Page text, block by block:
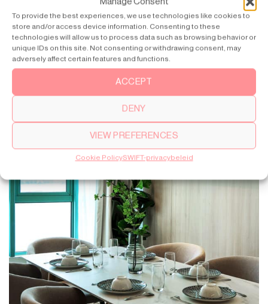
To provide the best experiences, we use technologies like cookies to
store and/or access device information. Consenting to these
technologies will allow us to process data such as browsing behavior or
unique IDs on this site. Not consenting or withdrawing consent, may
adversely affect certain features and functions.
ACCEPT
DENY
VIEW PREFERENCES
Cookie PolicySWIFT-privacybeleid